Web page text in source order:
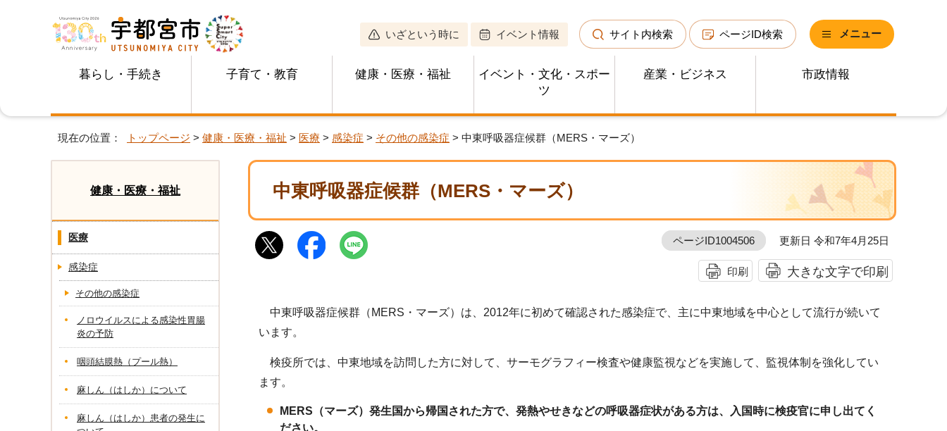
いざという時に イベント情報 サイト内検索 ページID検索 メニュー
暮らし・手続き 子育て・教育 健康・医療・福祉
イベント・文化・スポー
ツ
産業・ビジネス 市政情報
現在の位置： トップページ > 健康・医療・福祉 > 医療 > 感染症 > その他の感染症 > 中東呼吸器症候群（MERS・マーズ）
中東呼吸器症候群（MERS・マーズ）
ページID1004506 更新日 令和7年4月25日
印刷 大きな文字で印刷
中東呼吸器症候群（MERS・マーズ）は、2012年に初めて確認された感染症で、主に中東地域を中心として流行が続いて
います。
検疫所では、中東地域を訪問した方に対して、サーモグラフィー検査や健康監視などを実施して、監視体制を強化してい
ます。
MERS（マーズ）発生国から帰国された方で、発熱やせきなどの呼吸器症状がある方は、入国時に検疫官に申し出てく
ださい。
健康・医療・福祉
医療
感染症
その他の感染症
ノロウイルスによる感染性胃腸
炎の予防
咽頭結膜熱（プール熱）
麻しん（はしか）について
麻しん（はしか）患者の発生に